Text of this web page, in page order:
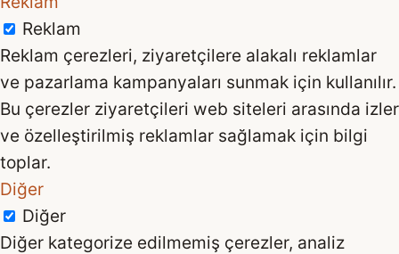
Reklam
Reklam çerezleri, ziyaretçilere alakalı reklamlar
ve pazarlama kampanyaları sunmak için kullanılır.
Bu çerezler ziyaretçileri web siteleri arasında izler
ve özelleştirilmiş reklamlar sağlamak için bilgi
toplar.
Diğer
Diğer
Diğer kategorize edilmemiş çerezler, analiz